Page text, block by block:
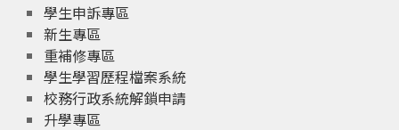
學生申訴專區
新生專區
重補修專區
學生學習歷程檔案系統
校務行政系統解鎖申請
升學專區